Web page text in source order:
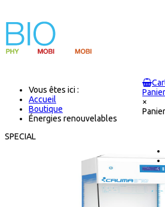
×
Vous êtes ici :
Accueil
Boutique
Énergies renouvelables
SPECIAL